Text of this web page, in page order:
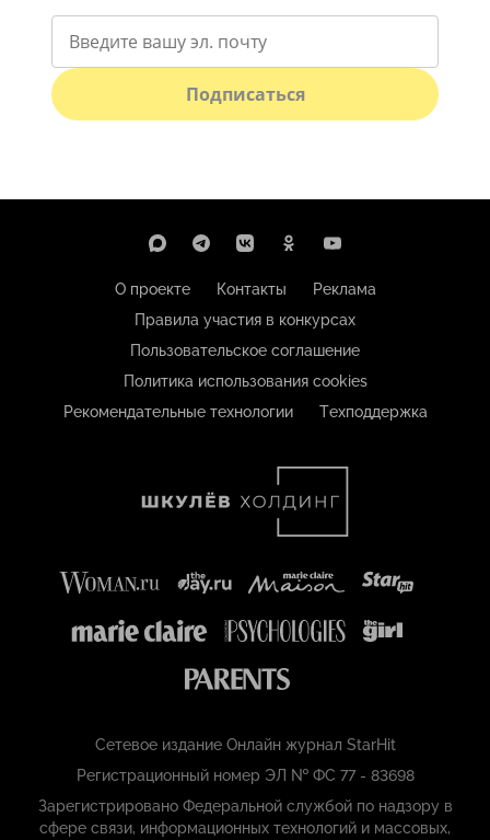
Подписаться
О проекте Контакты
Реклама
Правила участия в конкурсах
Пользовательское соглашение
Политика использования cookies
Рекомендательные технологии
Техподдержка
Сетевое издание Онлайн журнал StarHit
Регистрационный номер ЭЛ № ФС 77 - 83698
Зарегистрировано Федеральной службой по надзору в
сфере связи, информационных технологий и массовых,